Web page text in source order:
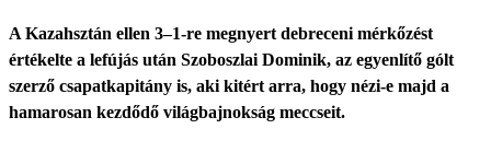
A Kazahsztán ellen 3–1-re megnyert debreceni mérkőzést
értékelte a lefújás után Szoboszlai Dominik, az egyenlítő gólt
szerző csapatkapitány is, aki kitért arra, hogy nézi-e majd a
hamarosan kezdődő világbajnokság meccseit.